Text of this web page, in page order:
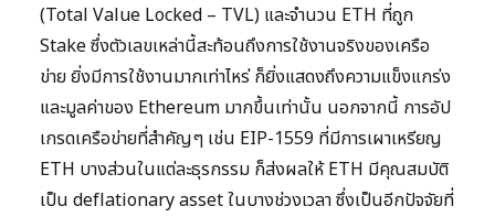
(Total Value Locked – TVL) และจำนวน ETH ที่ถูก
Stake ซึ่งตัวเลขเหล่านี้สะท้อนถึงการใช้งานจริงของเครือ
ข่าย ยิ่งมีการใช้งานมากเท่าไหร่ ก็ยิ่งแสดงถึงความแข็งแกร่ง
และมูลค่าของ Ethereum มากขึ้นเท่านั้น นอกจากนี้ การอัป
เกรดเครือข่ายที่สำคัญๆ เช่น EIP-1559 ที่มีการเผาเหรียญ
ETH บางส่วนในแต่ละธุรกรรม ก็ส่งผลให้ ETH มีคุณสมบัติ
เป็น deflationary asset ในบางช่วงเวลา ซึ่งเป็นอีกปัจจัยที่